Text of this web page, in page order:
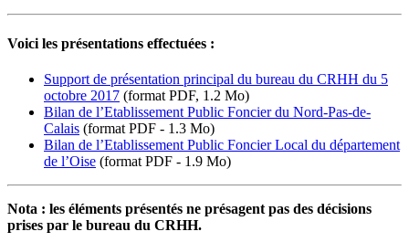
Voici les présentations effectuées :
Support de présentation principal du bureau du CRHH du 5
octobre 2017 (format PDF, 1.2 Mo)
Bilan de l’Etablissement Public Foncier du Nord-Pas-de-
Calais (format PDF - 1.3 Mo)
Bilan de l’Etablissement Public Foncier Local du département
de l’Oise (format PDF - 1.9 Mo)
Nota : les éléments présentés ne présagent pas des décisions
prises par le bureau du CRHH.